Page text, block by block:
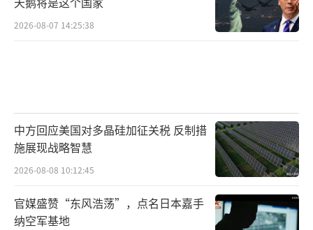
2026-08-07 14:25:38
中方回应美国对多晶硅加征关税 反制措
施展现战略智慧
2026-08-08 10:12:45
官媒盛赞“东风浩荡”，点名日本嘉手
纳空军基地